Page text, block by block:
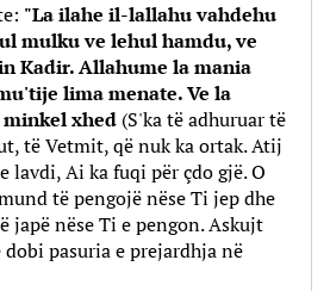
"La ilahe il-lallahu vahdehu
mulku ve lehul hamdu, ve
Kadir. Allahume la mania
lima menate. Ve la
xhed (S'ka të adhuruar të
të Vetmit, që nuk ka ortak. Atij
lavdi, Ai ka fuqi për çdo gjë. O
të pengojë nëse Ti jep dhe
japë nëse Ti e pengon. Askujt
pasuria e prejardhja në